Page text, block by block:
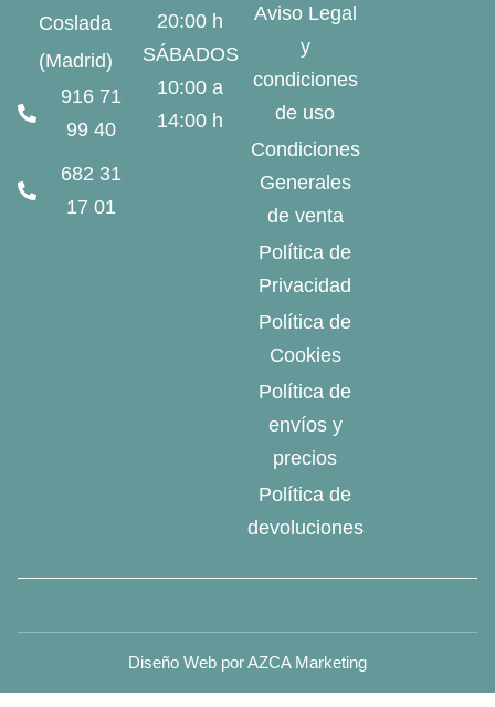
Coslada
(Madrid)
916 71
99 40
682 31
17 01
20:00 h
SÁBADOS
10:00 a
14:00 h
Aviso Legal
y
condiciones
de uso
Condiciones
Generales
de venta
Política de
Privacidad
Política de
Cookies
Política de
envíos y
precios
Política de
devoluciones
Diseño Web por AZCA Marketing